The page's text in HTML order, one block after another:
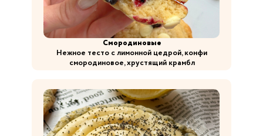
Смородиновые
Нежное тесто с лимонной цедрой, конфи
смородиновое, хрустящий крамбл